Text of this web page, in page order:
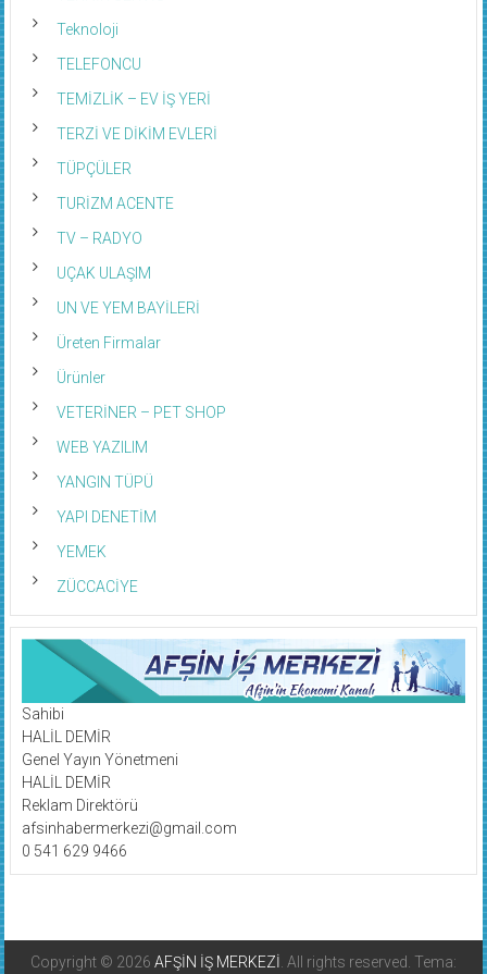
Teknoloji
TELEFONCU
TEMİZLİK – EV İŞ YERİ
TERZİ VE DİKİM EVLERİ
TÜPÇÜLER
TURİZM ACENTE
TV – RADYO
UÇAK ULAŞIM
UN VE YEM BAYİLERİ
Üreten Firmalar
Ürünler
VETERİNER – PET SHOP
WEB YAZILIM
YANGIN TÜPÜ
YAPI DENETİM
YEMEK
ZÜCCACİYE
Sahibi
HALİL DEMİR
Genel Yayın Yönetmeni
HALİL DEMİR
Reklam Direktörü
afsinhabermerkezi@gmail.com
0 541 629 9466
Copyright © 2026 AFŞİN İŞ MERKEZİ . All rights reserved. Tema: